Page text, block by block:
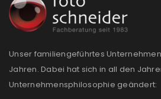
NEWSLETTER ABONNIEREN
us
Ich stimme zu
Unser familiengeführtes
Jahren. Dabei hat sich in all den
Unternehmensphilosophie geändert: